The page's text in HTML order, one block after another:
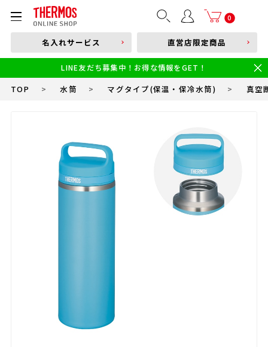
0
部品購入はこちら
本体品番やキーワードを入力
食洗機対応 新製品
幼児・園児向け水筒
小学生 低・中学年向け水筒
小学生 中・高学年向け水筒
名入れサービス 直営店限定商品
LINE友だち募集中！お得な情報をGET！
TOP > 水筒 > マグタイプ(保温・保冷水筒) > 真空